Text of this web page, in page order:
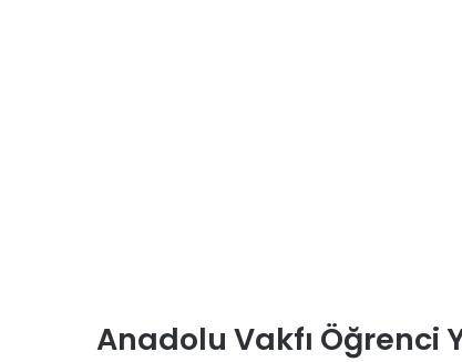
Anadolu Vakfı Öğrenci